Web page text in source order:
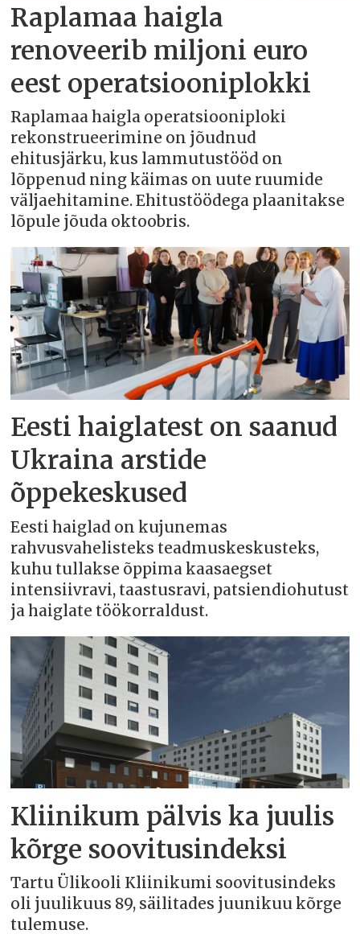
Raplamaa haigla
renoveerib miljoni euro
eest operatsiooniplokki
Raplamaa haigla operatsiooniploki
rekonstrueerimine on jõudnud
ehitusjärku, kus lammutustööd on
lõppenud ning käimas on uute ruumide
väljaehitamine. Ehitustöödega plaanitakse
lõpule jõuda oktoobris.
Eesti haiglatest on saanud
Ukraina arstide
õppekeskused
Eesti haiglad on kujunemas
rahvusvahelisteks teadmuskeskusteks,
kuhu tullakse õppima kaasaegset
intensiivravi, taastusravi, patsiendiohutust
ja haiglate töökorraldust.
Kliinikum pälvis ka juulis
kõrge soovitusindeksi
Tartu Ülikooli Kliinikumi soovitusindeks
oli juulikuus 89, säilitades juunikuu kõrge
tulemuse.